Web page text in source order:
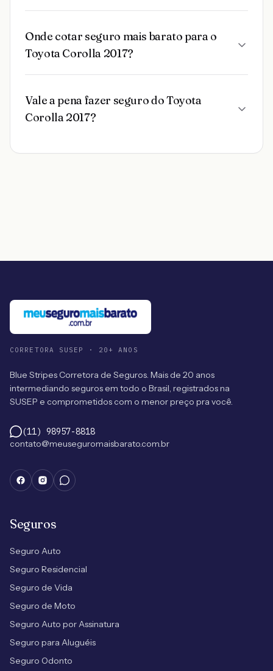
Onde cotar seguro mais barato para o
Toyota Corolla 2017?
Vale a pena fazer seguro do Toyota
Corolla 2017?
CORRETORA SUSEP · 20+ ANOS
Blue Stripes Corretora de Seguros. Mais de 20 anos
intermediando seguros em todo o Brasil, registrados na
SUSEP e comprometidos com o menor preço pra você.
(11) 98957-8818
contato@meuseguromaisbarato.com.br
Seguros
Seguro Auto
Seguro Residencial
Seguro de Vida
Seguro de Moto
Seguro Auto por Assinatura
Seguro para Aluguéis
Seguro Odonto